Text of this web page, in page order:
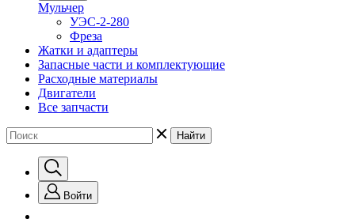
Мульчер
УЭС-2-280
Фреза
Жатки и адаптеры
Запасные части и комплектующие
Расходные материалы
Двигатели
Все запчасти
Найти
Войти